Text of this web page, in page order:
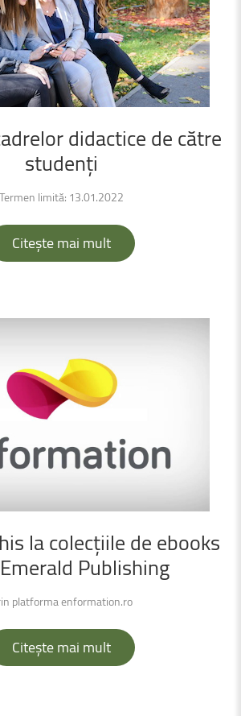
didactice de către
studenți
Termen limită: 13.01.2022
Citește mai mult
lacolecțiile de ebooks
Emerald Publishing
platforma enformation.ro
Citește mai mult